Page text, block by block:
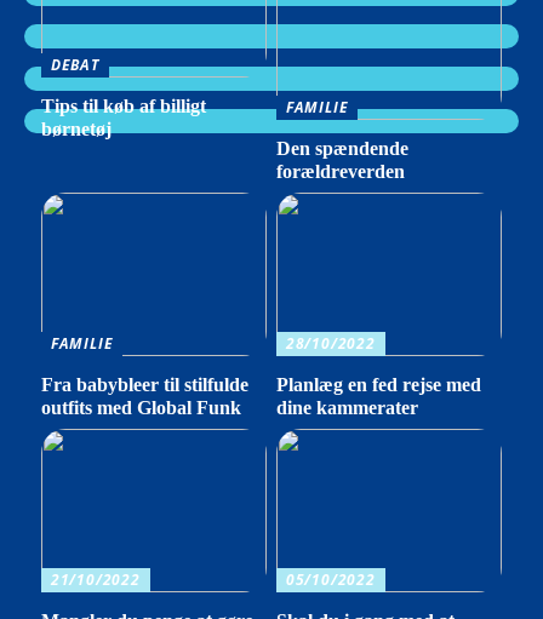
DEBAT
Tips til køb af billigt
børnetøj
FAMILIE
Den spændende
forældreverden
FAMILIE
Fra babybleer til stilfulde
outfits med Global Funk
28/10/2022
Planlæg en fed rejse med
dine kammerater
21/10/2022 05/10/2022